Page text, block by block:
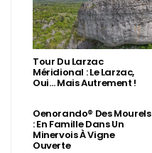
Tour Du Larzac
Méridional : Le Larzac,
Oui… Mais Autrement !
Oenorando® Des Mourels
: En Famille Dans Un
Minervois À Vigne
Ouverte